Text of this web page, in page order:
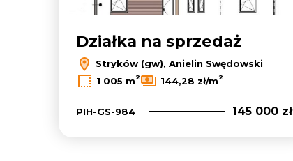
Działka na sprzedaż
Stryków (gw), Anielin Swędowski
1 005 m2 144,28 zł/m2
PIH-GS-984 145 000 zł